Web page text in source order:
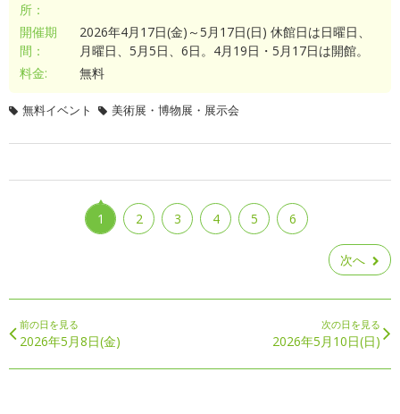
所：
開催期
間：
2026年4月17日(金)～5月17日(日) 休館日は日曜日、
月曜日、5月5日、6日。4月19日・5月17日は開館。
料金:
無料
無料イベント 美術展・博物展・展示会
1 2 3 4 5 6
次へ
前の日を見る
2026年5月8日(金)
次の日を見る
2026年5月10日(日)